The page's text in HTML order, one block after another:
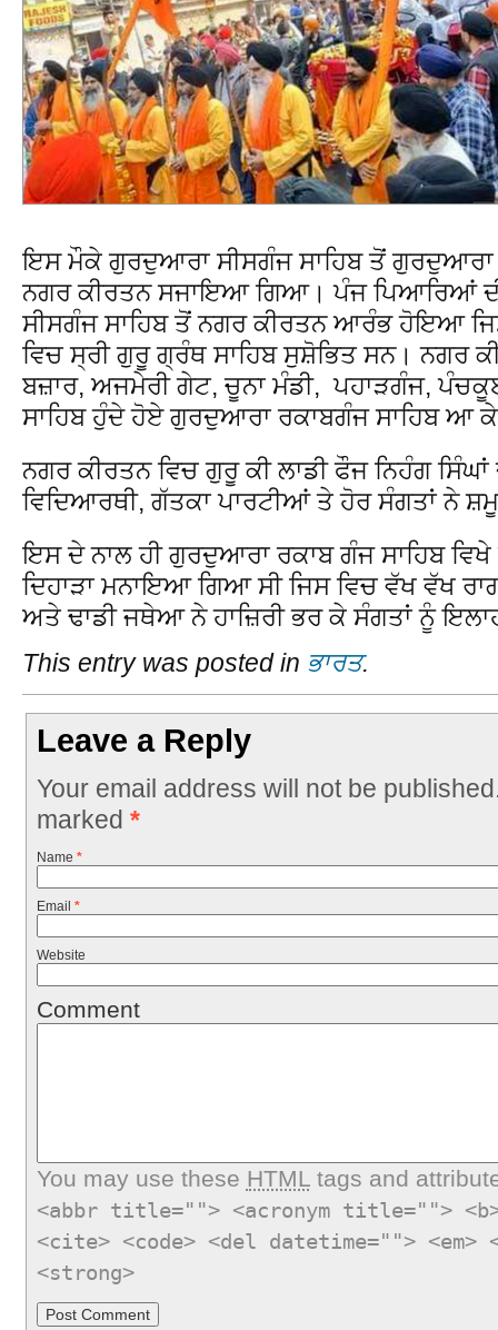
ਇਸ ਮੌਕੇ ਗੁਰਦੁਆਰਾ ਸੀਸਗੰਜ ਸਾਹਿਬ ਤੋਂ ਗੁਰਦੁਆਰਾ
ਨਗਰ ਕੀਰਤਨ ਸਜਾਇਆ ਗਿਆ। ਪੰਜ ਪਿਆਰਿਆਂ
ਸੀਸਗੰਜ ਸਾਹਿਬ ਤੋਂ ਨਗਰ ਕੀਰਤਨ ਆਰੰਭ ਹੋਇਆ
ਵਿਚ ਸ੍ਰੀ ਗੁਰੂ ਗ੍ਰੰਥ ਸਾਹਿਬ ਸੁਸ਼ੋਭਿਤ ਸਨ। ਨਗਰ
ਬਜ਼ਾਰ, ਅਜਮੇਰੀ ਗੇਟ, ਚੂਨਾ ਮੰਡੀ, ਪਹਾੜਗੰਜ,
ਸਾਹਿਬ ਹੁੰਦੇ ਹੋਏ ਗੁਰਦੁਆਰਾ ਰਕਾਬਗੰਜ ਸਾਹਿਬ
ਨਗਰ ਕੀਰਤਨ ਵਿਚ ਗੁਰੂ ਕੀ ਲਾਡੀ ਫੌਜ ਨਿਹੰਗ
ਵਿਦਿਆਰਥੀ, ਗੱਤਕਾ ਪਾਰਟੀਆਂ ਤੇ ਹੋਰ ਸੰਗਤਾਂ ਨੇ
ਇਸ ਦੇ ਨਾਲ ਹੀ ਗੁਰਦੁਆਰਾ ਰਕਾਬ ਗੰਜ ਸਾਹਿਬ ਵਿਖੇ
ਦਿਹਾੜਾ ਮਨਾਇਆ ਗਿਆ ਸੀ ਜਿਸ ਵਿਚ ਵੱਖ ਵੱਖ
ਅਤੇ ਢਾਡੀ ਜਥੇਆ ਨੇ ਹਾਜ਼ਿਰੀ ਭਰ ਕੇ ਸੰਗਤਾਂ ਨੂੰ
This entry was posted in ਭਾਰਤ.
Leave a Reply
Your email address will not be
marked *
Name *
Email *
Website
Comment
You may use these HTMLtags and
<abbr title=""> <acronym title="">
<cite> <code> <del datetime="">
<strong>